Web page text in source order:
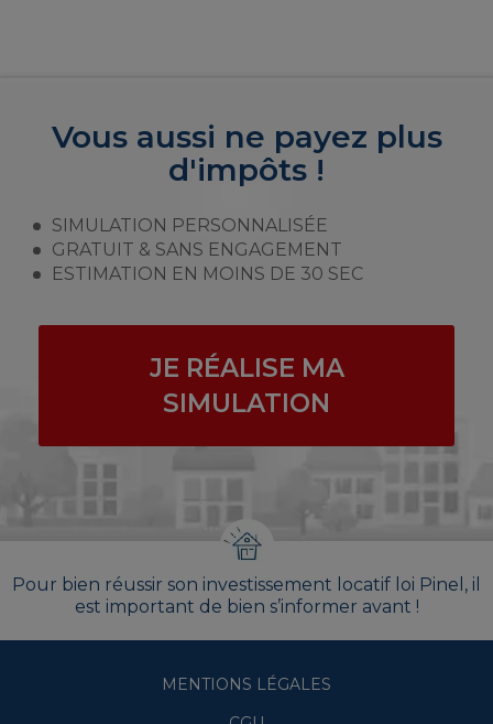
Vous aussi ne payez plus
d'impôts !
SIMULATION PERSONNALISÉE
GRATUIT & SANS ENGAGEMENT
ESTIMATION EN MOINS DE 30 SEC
JE RÉALISE MA
SIMULATION
Pour bien réussir son investissement locatif loi Pinel, il
est important de bien s’informer avant !
MENTIONS LÉGALES